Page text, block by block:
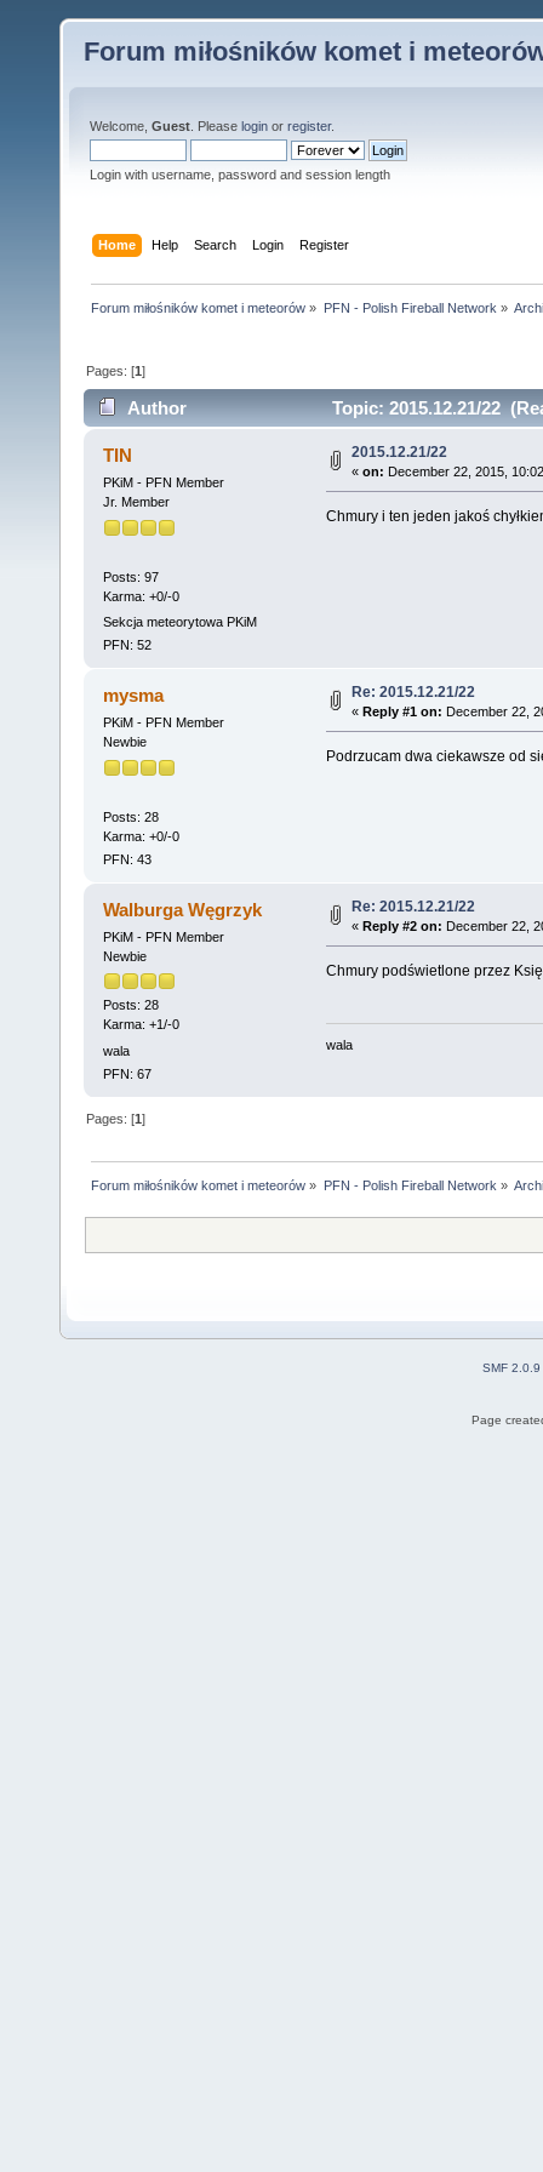
Forum miłośników komet i
Welcome, Guest . Please login or register.
Login with username, password and session length
Home Help Search Login Register
Forum miłośników komet i meteorów » PFN - Polish Fireball Network »
Pages: [1]
Author Topic: 2015.12.21/22
TIN
PKiM - PFN Member
Jr. Member
Posts: 97
Karma: +0/-0
Sekcja meteorytowa PKiM
PFN: 52
2015.12.21/22
« on: December 22, 2015,
Chmury i ten jeden jakoś
mysma
PKiM - PFN Member
Newbie
Posts: 28
Karma: +0/-0
PFN: 43
Re: 2015.12.21/22
« Reply #1 on: December 22,
Podrzucam dwa ciekawsze od
Walburga Węgrzyk
PKiM - PFN Member
Newbie
Posts: 28
Karma: +1/-0
wala
PFN: 67
Re: 2015.12.21/22
« Reply #2 on: December 22,
Chmury podświetlone przez
wala
Pages: [1]
Forum miłośników komet i meteorów » PFN - Polish Fireball Network »
SMF 2.0.9
Page